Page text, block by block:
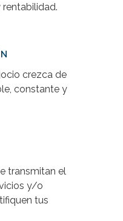
crezca de
constante y
transmitan el
y/o
tus